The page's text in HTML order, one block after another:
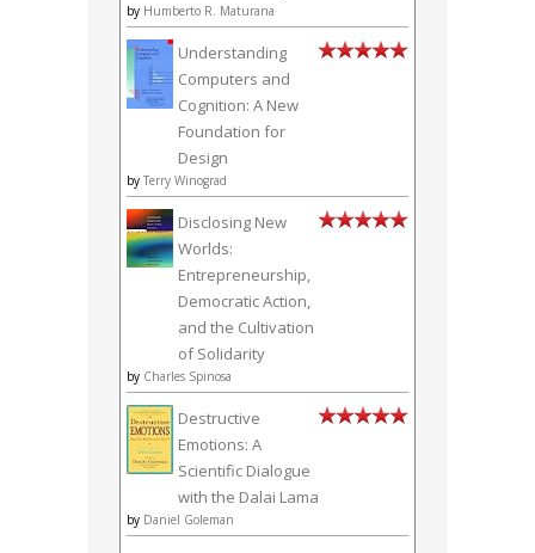
by Humberto R. Maturana
Understanding
Computers and
Cognition: A New
Foundation for
Design
by Terry Winograd
Disclosing New
Worlds:
Entrepreneurship,
Democratic Action,
and the Cultivation
of Solidarity
by Charles Spinosa
Destructive
Emotions: A
Scientific Dialogue
with the Dalai Lama
by Daniel Goleman